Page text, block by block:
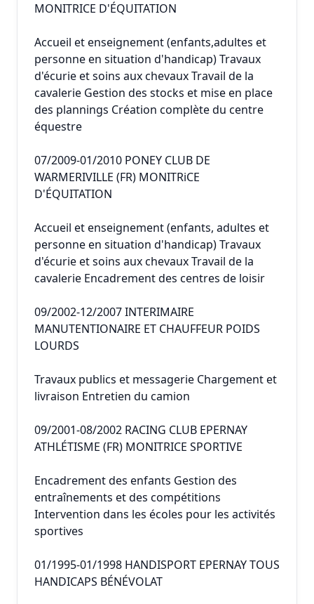
MONITRICE D'ÉQUITATION
Accueil et enseignement (enfants,adultes et
personne en situation d'handicap) Travaux
d'écurie et soins aux chevaux Travail de la
cavalerie Gestion des stocks et mise en place
des plannings Création complète du centre
équestre
07/2009-01/2010 PONEY CLUB DE
WARMERIVILLE (FR) MONITRiCE
D'ÉQUITATION
Accueil et enseignement (enfants, adultes et
personne en situation d'handicap) Travaux
d'écurie et soins aux chevaux Travail de la
cavalerie Encadrement des centres de loisir
09/2002-12/2007 INTERIMAIRE
MANUTENTIONAIRE ET CHAUFFEUR POIDS
LOURDS
Travaux publics et messagerie Chargement et
livraison Entretien du camion
09/2001-08/2002 RACING CLUB EPERNAY
ATHLÉTISME (FR) MONITRICE SPORTIVE
Encadrement des enfants Gestion des
entraînements et des compétitions
Intervention dans les écoles pour les activités
sportives
01/1995-01/1998 HANDISPORT EPERNAY TOUS
HANDICAPS BÉNÉVOLAT